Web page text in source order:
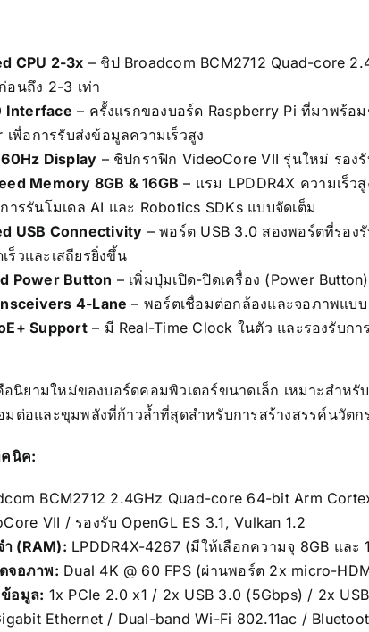
CPU 2-3x – ชิป Broadcom BCM2712 Quad-core
อนถึง 2-3 เท่า
Interface – ครั้งแรกของบอร์ด Raspberry Pi ที่มาพร้อ
เพื่อการรับส่งข้อมูลความเร็วสูง
Display – ชิปกราฟิก VideoCore VII รุ่นใหม่ รอ
Memory 8GB & 16GB – แรม LPDDR4X ความเร็ว
ารรันโมเดล AI และ Robotics SDKs แบบจัดเต็ม
USB Connectivity – พอร์ต USB 3.0 สองพอร์ตที่รอ
ร็วและเสถียรยิ่งขึ้น
Power Button – เพิ่มปุ่มเปิด-ปิดเครื่อง (Power
4-Lane – พอร์ตเชื่อมต่อกล้องและจอภาพแบ
Support– มี Real-Time Clock ในตัว และรองรับก
อนิยามใหม่ของบอร์ดคอมพิวเตอร์ขนาดเล็ก เหมาะสำ
มต่อและขุมพลังที่ก้าวล้ำที่สุดสำหรับการสร้างสรรค์นวัต
คนิค:
BCM2712 2.4GHz Quad-core 64-bit Arm
VII / รองรับ OpenGL ES 3.1, Vulkan 1.2
(RAM): LPDDR4X-4267 (มีให้เลือกความจุ 8GB และ
จอภาพ: Dual 4K @ 60 FPS (ผ่านพอร์ต 2x micro-
อมูล: 1x PCIe 2.0 x1 / 2x USB 3.0 (5Gbps) / 2x
Ethernet / Dual-band Wi-Fi 802.11ac /